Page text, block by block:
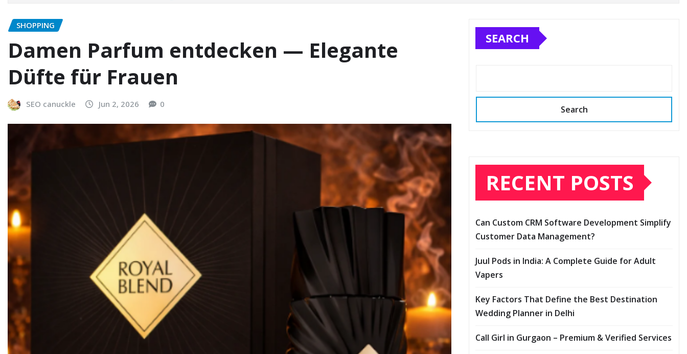
SHOPPING
Damen Parfum entdecken — Elegante
Düfte für Frauen
SEO canuckle Jun 2, 2026 0
SEARCH
Search
RECENT POSTS
Can Custom CRM Software Development Simplify
Customer Data Management?
Juul Pods in India: A Complete Guide for Adult
Vapers
Key Factors That Define the Best Destination
Wedding Planner in Delhi
Call Girl in Gurgaon – Premium & Verified Services